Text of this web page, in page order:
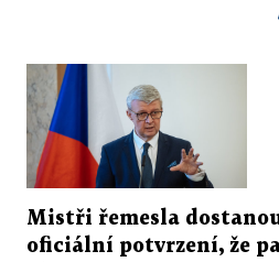
Mistři řemesla
oficiální potvrzení, že